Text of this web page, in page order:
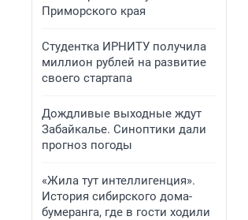
Приморского края
Студентка ИРНИТУ получила
миллион рублей на развитие
своего стартапа
Дождливые выходные ждут
Забайкалье. Синоптики дали
прогноз погоды
«Жила тут интеллигенция».
История сибирского дома-
бумеранга, где в гости ходили